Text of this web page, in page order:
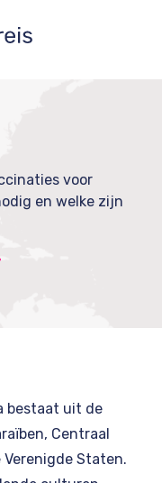
voor
en welke zijn
bestaat uit de
Centraal
Verenigde Staten.